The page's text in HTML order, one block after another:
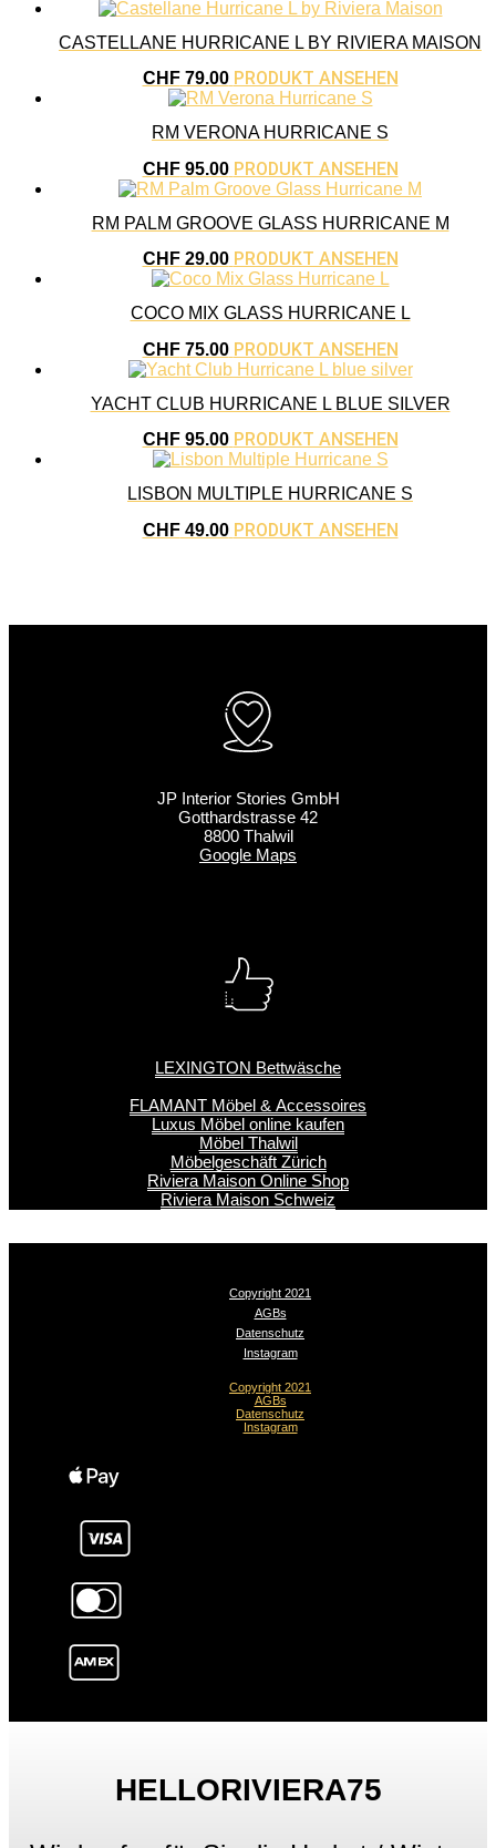
CASTELLANE HURRICANE L BY RIVIERA MAISON
CHF79.00 PRODUKT ANSEHEN
RM VERONA HURRICANE S
CHF95.00 PRODUKT ANSEHEN
RM PALM GROOVE GLASS HURRICANE M
CHF29.00 PRODUKT ANSEHEN
COCO MIX GLASS HURRICANE L
CHF75.00 PRODUKT ANSEHEN
YACHT CLUB HURRICANE L BLUE SILVER
CHF95.00 PRODUKT ANSEHEN
LISBON MULTIPLE HURRICANE S
CHF49.00 PRODUKT ANSEHEN
JP Interior Stories GmbH
Gotthardstrasse 42
8800 Thalwil
Google Maps
LEXINGTON Bettwäsche
FLAMANT Möbel & Accessoires
Luxus Möbel online kaufen
Möbel Thalwil
Möbelgeschäft Zürich
Riviera Maison Online Shop
Riviera Maison Schweiz
Copyright 2021
AGBs
Datenschutz
Instagram
Copyright 2021
AGBs
Datenschutz
Instagram
HELLORIVIERA75